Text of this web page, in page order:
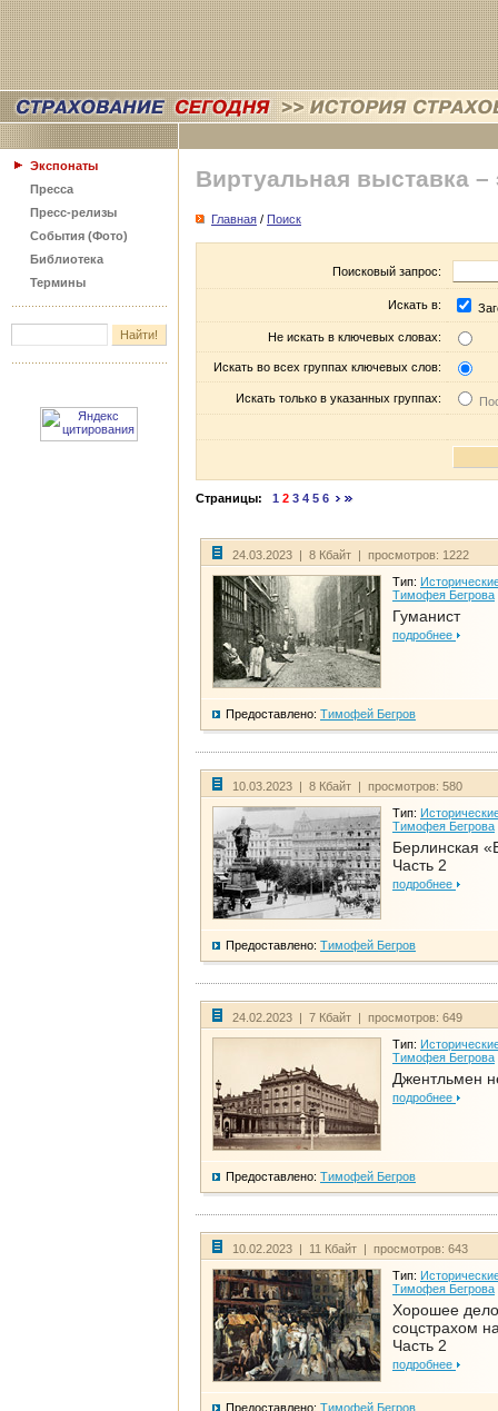
Экспонаты
Пресса
Пресс-релизы
События (Фото)
Библиотека
Термины
Виртуальная выставка –
Главная / Поиск
Поисковый запрос:
Искать в:
Не искать в ключевых словах:
Искать во всех группах ключевых слов:
Искать только в указанных группах:
Страницы: 1 2 3 4 5 6
24.03.2023 | 8 Кбайт | просмотров: 1222
Тип:
Тимофея Бегрова
Гуманист
подробнее
Предоставлено: Тимофей Бегров
10.03.2023 | 8 Кбайт | просмотров: 580
Тип:
Тимофея Бегрова
Берлинская
Часть 2
подробнее
Предоставлено: Тимофей Бегров
24.02.2023 | 7 Кбайт | просмотров: 649
Тип:
Тимофея Бегрова
Джентльмен
подробнее
Предоставлено: Тимофей Бегров
10.02.2023 | 11 Кбайт | просмотров: 643
Тип:
Тимофея Бегрова
Хорошее дело
соцстрахом
Часть 2
подробнее
Предоставлено: Тимофей Бегров